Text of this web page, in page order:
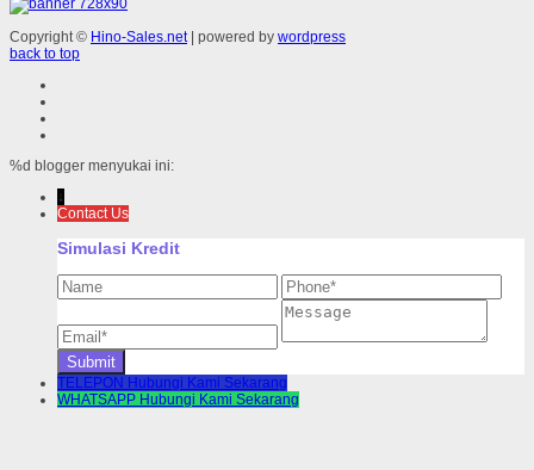
Copyright © Hino-Sales.net| powered by wordpress
back to top
%d blogger menyukai ini:
↓
Contact Us
Simulasi Kredit
TELEPON Hubungi Kami Sekarang
WHATSAPP Hubungi Kami Sekarang